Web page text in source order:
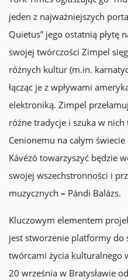
jeden z najważniejszych
Quietus” jego ostatnią płytę
swojej twórczości Zimpel
różnych kultur (m.in.
łącząc je z wpływami
elektroniką. Zimpel
różne tradycje i szuka w
Cenionemu na całym
Kávézó towarzyszyć będzie
swojej wszechstronności i
muzycznych – Pándi Balázs.
Kluczowym elementem
jest stworzenie platformy do
twórcami życia kulturalnego
20 września w Bratysławie